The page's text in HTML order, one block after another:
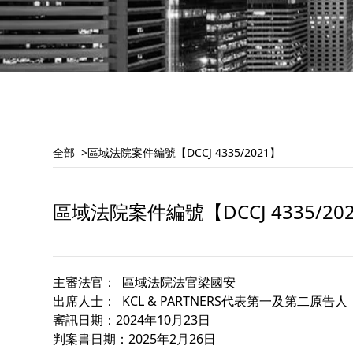
全部 區域法院案件編號【DCCJ 4335/2021】
區域法院案件編號【DCCJ 4335/
主審法官： 區域法院法官梁國安
出席人士： KCL & PARTNERS代表第一及第二原告人
審訊日期：2024年10月23日
判案書日期：2025年2月26日